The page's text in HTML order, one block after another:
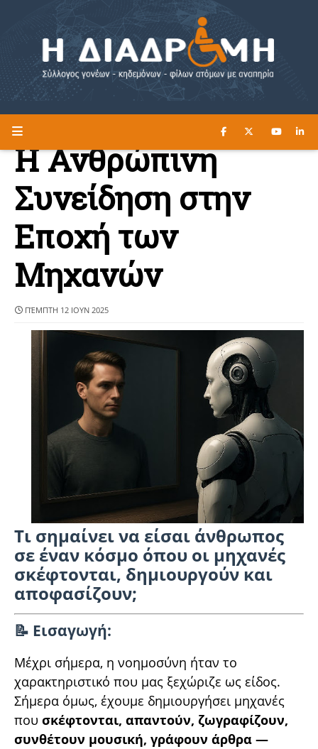
Η ΔΙΑΔΡΟΜΗ ΔΙΑΒΑΣΤΕ ΕΔΩ ►
Η Ανθρώπινη
Συνείδηση στην
Εποχή των
Μηχανών
ΠΈΜΠΤΗ 12 ΙΟΥΝ 2025
Τι σημαίνει να είσαι άνθρωπος
σε έναν κόσμο όπου οι μηχανές
σκέφτονται, δημιουργούν και
αποφασίζουν;
📝 Εισαγωγή:
Μέχρι σήμερα, η νοημοσύνη ήταν το
χαρακτηριστικό που μας ξεχώριζε ως είδος.
Σήμερα όμως, έχουμε δημιουργήσει μηχανές
που σκέφτονται, απαντούν, ζωγραφίζουν,
συνθέτουν μουσική, γράφουν άρθρα —